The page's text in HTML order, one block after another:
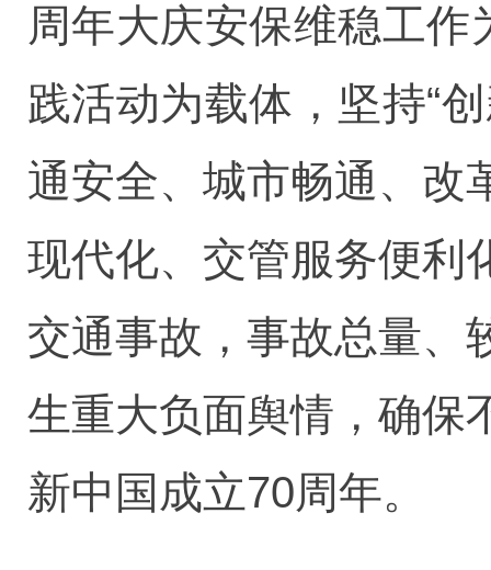
周年大庆安保维稳工作
践活动为载体，坚持“
通安全、城市畅通、改
现代化、交管服务便利
交通事故，事故总量、
生重大负面舆情，确保
新中国成立70周年。